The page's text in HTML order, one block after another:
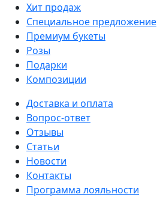
Хит продаж
Специальное предложение
Премиум букеты
Розы
Подарки
Композиции
Доставка и оплата
Вопрос-ответ
Отзывы
Статьи
Новости
Контакты
Программа лояльности